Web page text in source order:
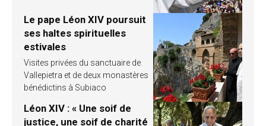
Le pape Léon XIV poursuit
ses haltes spirituelles
estivales
Visites privées du sanctuaire de
Vallepietra et de deux monastères
bénédictins à Subiaco
Léon XIV : « Une soif de
justice, une soif de charité